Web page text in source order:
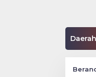
Daerah